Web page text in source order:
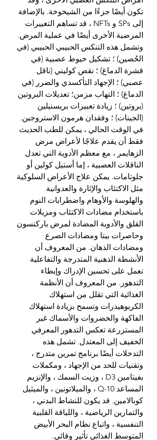
تكون أيضًا جزءًا من الشيخوخة. بالإضافة
إلى SPs و NFTs ، قد تساهم التغييرات
المرضية الأخرى أيضًا في عملية المرض.
وتشمل هذه التنكس الحبيبي الحبيبي (في
الحُصين) ؛ تشكيل خيوط عصبية (في
قشرة الدماغ) ؛ نقص كوليني (ناقل
عصبي) ؛ الإجهاد التأكسدي والضرر (في
الدماغ) ؛ التهاب مزمن؛ تعديلات البروتين
(بروتين) ؛ زيادة تعبيرات بريسنيلين
(الجينات) ؛ وفقدان هرمون الاستروجين.
في الوقت الحالي ، يمكن للطب الحديث
فقط أن يقدم علاجًا لأعراض مرض
الزهايمر ، مع معظم الأدوية التي تعدل
الناقلات العصبية ، إما أستيل كولين أو
جلوتامات. يمكن علاج الأعراض السلوكية
مثل الاكتئاب والإثارة والعدوانية
والهلوسة والأوهام واضطرابات النوم
باستخدام مضادات الاكتئاب ومزيلات
القلق والأدوية المضادة لمرض باركنسون
وحاصرات بيتا ومضادات الصرع
ومضادات الذهان. من المعروف أن
الأنشطة الذهنية المتدرجة والتفاعلية
تعمل على تحسين الإدراك وإبطاء
التدهور. من المعروف أن الأنظمة
الغذائية التي تقلل من استهلاك
الكربوهيدرات وتسمح بزيادة استهلاك
الفاكهة والخضروات والأسماك غير
المستزرعة تعكس التدهور المعرفي
الخفيف إلى المعتدل. تشمل هذه
التدخلات أيضًا برنامج تمرين متدرج ،
وتقنيات للحد من الإجهاد ، ومكملات
بفيتامين D3 ، وزيت السمك ، والإنزيم
المساعد Q-10 ، والميلاتونين ، والميثيل
كوبالامين. قد يكون للنشاط البدني ،
والتمارين الرياضية ، واللياقة القلبية
التنفسية ، واتباع نظام البحر الأبيض
المتوسط ​​الغذائي تأثير وقائي.